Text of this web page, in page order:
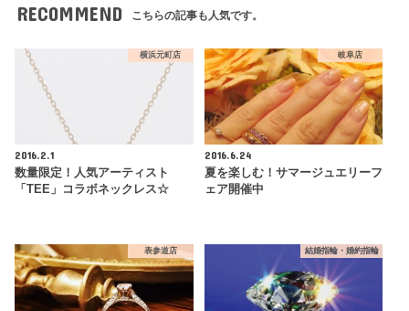
RECOMMEND こちらの記事も人気です。
横浜元町店
2016.2.1
数量限定！人気アーティスト
「TEE」コラボネックレス☆
岐阜店
2016.6.24
夏を楽しむ！サマージュエリーフ
ェア開催中
表参道店 結婚指輪・婚約指輪